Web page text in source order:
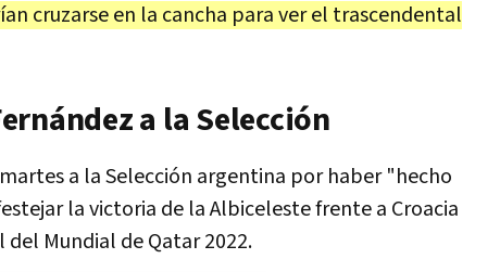
cruzarse en la cancha para ver el trascendental
a la Selección
a la Selección argentina por haber "hecho
la victoria de la Albiceleste frente a Croacia
del Mundial de Qatar 2022.